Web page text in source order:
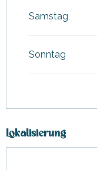
Samstag
Sonntag
Lokalisierung